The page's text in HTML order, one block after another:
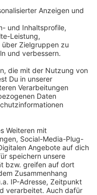
Corona-
in Düsseldorf